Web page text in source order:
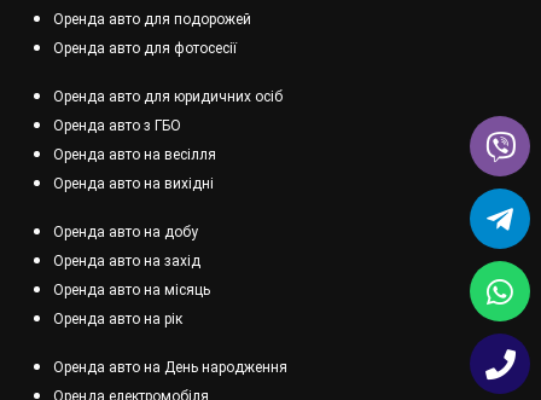
Оренда авто для подорожей
Оренда авто для фотосесії
Оренда авто для юридичних осіб
Оренда авто з ГБО
Оренда авто на весілля
Оренда авто на вихідні
Оренда авто на добу
Оренда авто на захід
Оренда авто на місяць
Оренда авто на рік
Оренда авто на День народження
Оренда електромобіля